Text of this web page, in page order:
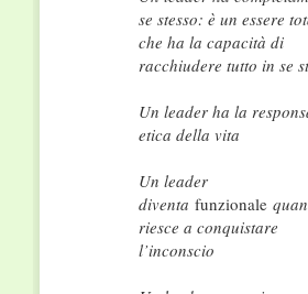
se stesso: è un essere
che ha la capacità di
racchiudere tutto in se
Un leader ha la
etica della vita
Un leader
diventa funzionale
riesce a conquistare
l’inconscio